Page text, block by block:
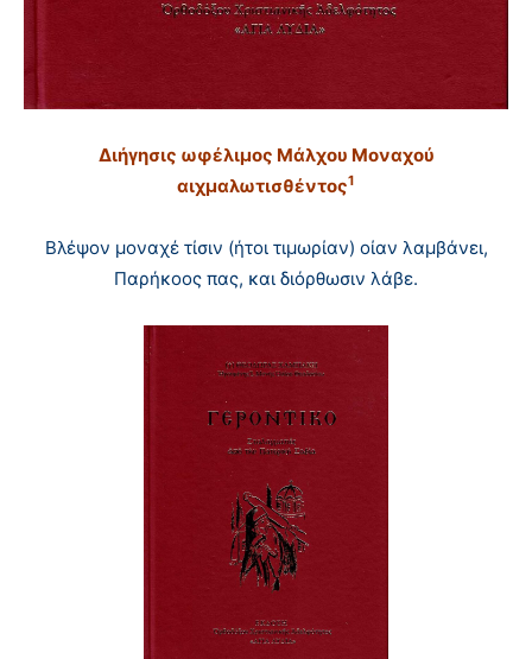
Διήγησις ωφέλιμος Mάλχου Mοναχού
αιχμαλωτισθέντος1
Bλέψον μοναχέ τίσιν (ήτοι τιμωρίαν) οίαν λαμβάνει,
Παρήκοος πας, και διόρθωσιν λάβε.